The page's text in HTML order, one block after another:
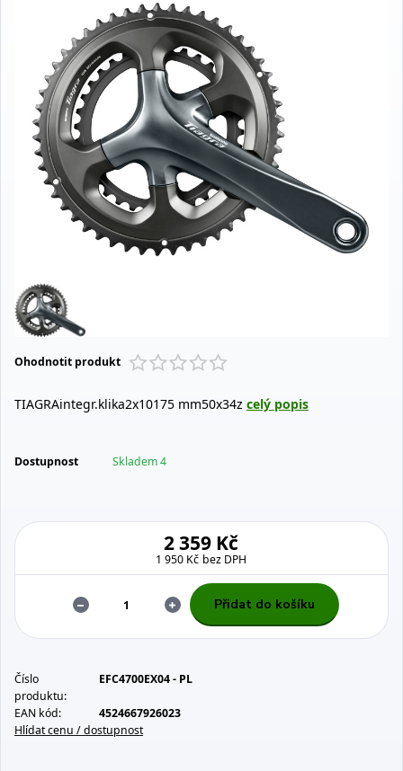
Ohodnotit produkt
TIAGRAintegr.klika2x10175 mm50x34z celý popis
Dostupnost Skladem 4
2 359 Kč
1 950 Kč bez DPH
Přidat do košíku
Číslo
produktu:
EFC4700EX04 - PL
EAN kód:
4524667926023
Hlídat cenu / dostupnost